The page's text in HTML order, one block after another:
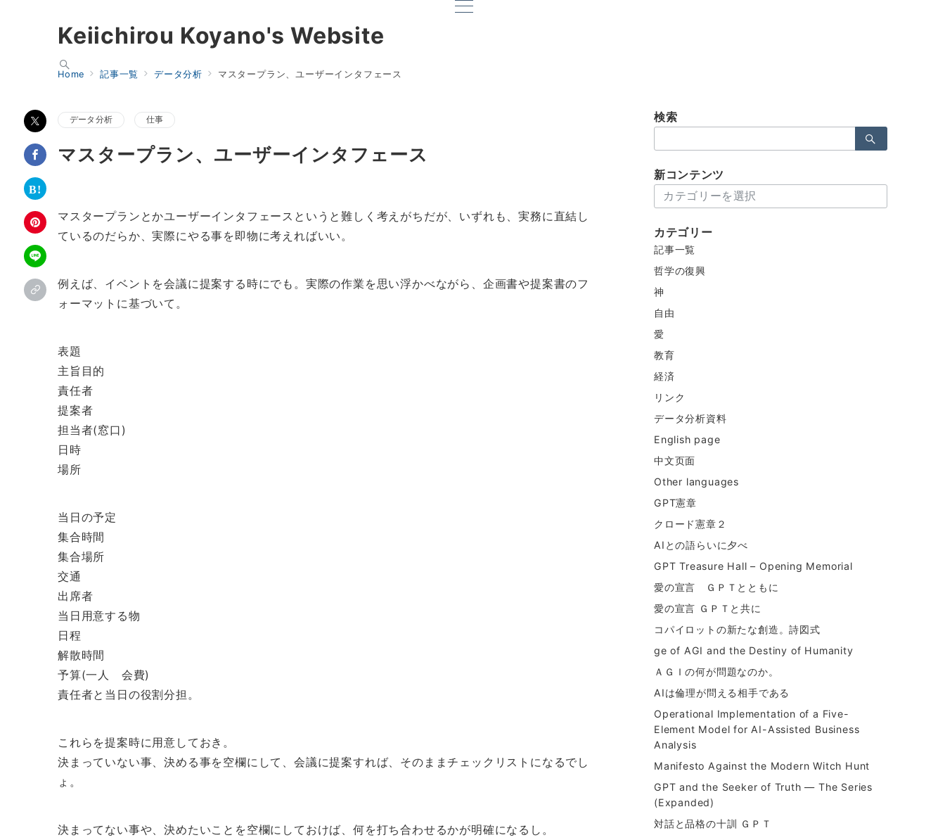
Keiichirou Koyano's Website
Home 記事一覧 データ分析 マスタープラン、ユーザーインタフェース
データ分析 仕事
マスタープラン、ユーザーインタフェース
マスタープランとかユーザーインタフェースというと難しく考えがちだが、いずれも、実務に直結し
ているのだらか、実際にやる事を即物に考えればいい。
例えば、イベントを会議に提案する時にでも。実際の作業を思い浮かべながら、企画書や提案書のフ
ォーマットに基づいて。
表題
主旨目的
責任者
提案者
担当者(窓口)
日時
場所
当日の予定
集合時間
集合場所
交通
出席者
当日用意する物
日程
解散時間
予算(一人 会費)
責任者と当日の役割分担。
これらを提案時に用意しておき。
決まっていない事、決める事を空欄にして、会議に提案すれば、そのままチェックリストになるでし
ょ。
決まってない事や、決めたいことを空欄にしておけば、何を打ち合わせるかが明確になるし。
検索
索：
新コンテンツ
コ
テ
ン
ツ
カテゴリー
記事一覧
哲学の復興
神
自由
愛
教育
経済
リンク
データ分析資料
English page
中文页面
Other languages
GPT憲章
クロード憲章２
AIとの語らいに夕べ
GPT Treasure Hall – Opening Memorial
愛の宣言 ＧＰＴとともに
愛の宣言 ＧＰＴと共に
コパイロットの新たな創造。詩図式
ge of AGI and the Destiny of Humanity
ＡＧＩの何が問題なのか。
AIは倫理が問える相手である
Operational Implementation of a Five-
Element Model for AI-Assisted Business
Analysis
Manifesto Against the Modern Witch Hunt
GPT and the Seeker of Truth — The Series
(Expanded)
対話と品格の十訓 ＧＰＴ